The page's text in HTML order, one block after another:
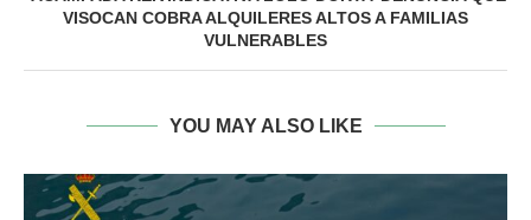
VISOCAN COBRA ALQUILERES ALTOS A FAMILIAS
VULNERABLES
YOU MAY ALSO LIKE